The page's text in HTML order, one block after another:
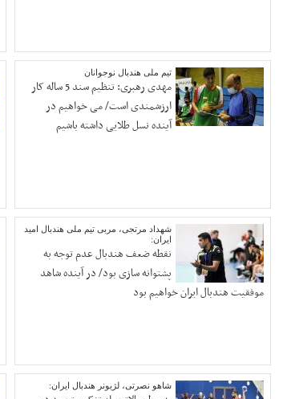
تیم ملی هندبال نوجوانان
مهدی رهبری: تنظیم سند 5 ساله کار
ارزشمندی است/ می خواهیم در
آینده نسل طلایی داشته باشیم
شهداد مرتجی، مربی تیم ملی هندبال امید
ایران:
نقطه ضعف هندبال عدم توجه به
پشتوانه سازی بود/ در آینده شاهد
موفقیت هندبال ایران خواهیم بود
شاهو نصرتی، لژیونر هندبال ایران: